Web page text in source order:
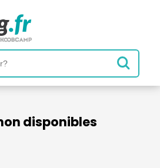
disponibles